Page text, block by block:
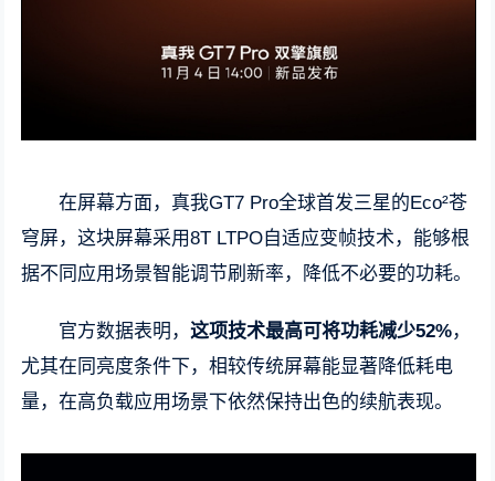
在屏幕方面，真我GT7 Pro全球首发三星的Eco²苍
穹屏，这块屏幕采用8T LTPO自适应变帧技术，能够根
据不同应用场景智能调节刷新率，降低不必要的功耗。
官方数据表明，这项技术最高可将功耗减少52%，
尤其在同亮度条件下，相较传统屏幕能显著降低耗电
量，在高负载应用场景下依然保持出色的续航表现。